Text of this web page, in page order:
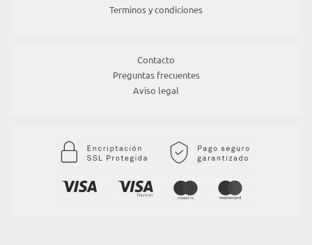
Terminos y condiciones
Contacto
Preguntas frecuentes
Aviso legal